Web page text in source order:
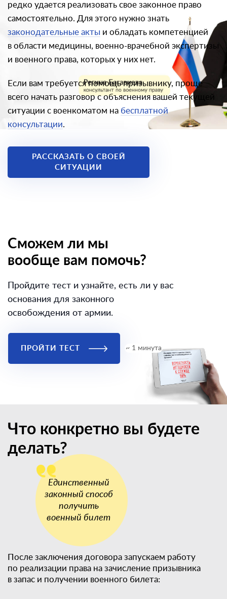
редко удается реализовать свое законное право
самостоятельно. Для этого нужно знать
законодательные акты и обладать компетенцией
в области медицины, военно-врачебной экспертизы
и военного права, которых у них нет.
Если вам требуется помощь призывнику, проще
всего начать разговор с объяснения вашей текущей
ситуации с военкоматом на бесплатной
консультации.
РАССКАЗАТЬ О СВОЕЙ
СИТУАЦИИ
Сможем ли мы
вообще вам помочь?
Пройдите тест и узнайте, есть ли у вас
основания для законного
освобождения от армии.
ПРОЙТИ ТЕСТ ~ 1 минута
Что конкретно вы будете
делать?
После заключения договора запускаем работу
по реализации права на зачисление призывника
в запас и получении военного билета: